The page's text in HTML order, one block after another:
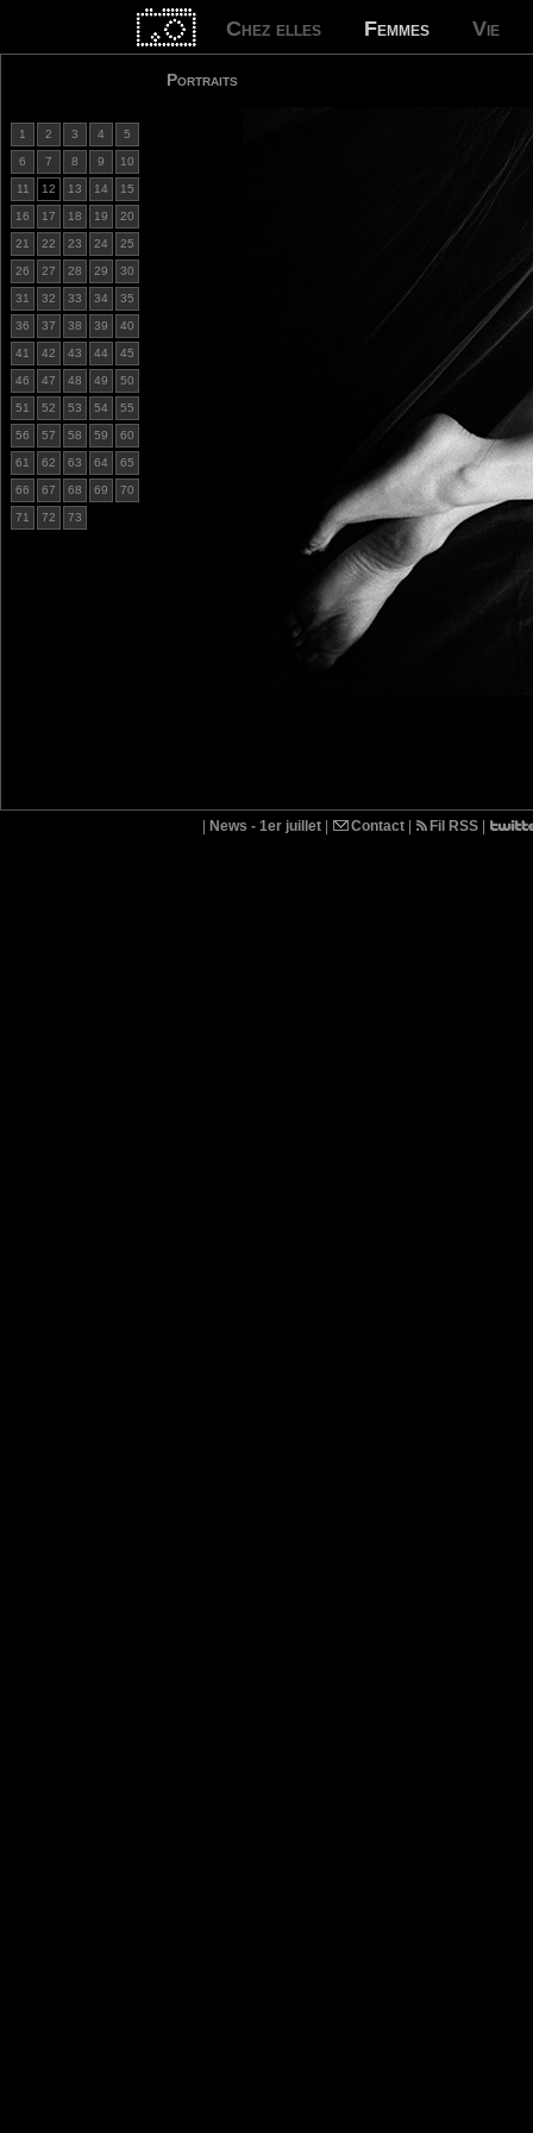
Chez elles Femmes Vie
Portraits
1 2 3 4 5
6 7 8 9 10
11 12 13 14 15
16 17 18 19 20
21 22 23 24 25
26 27 28 29 30
31 32 33 34 35
36 37 38 39 40
41 42 43 44 45
46 47 48 49 50
51 52 53 54 55
56 57 58 59 60
61 62 63 64 65
66 67 68 69 70
71 72 73
News - 1er juillet Contact Fil RSS